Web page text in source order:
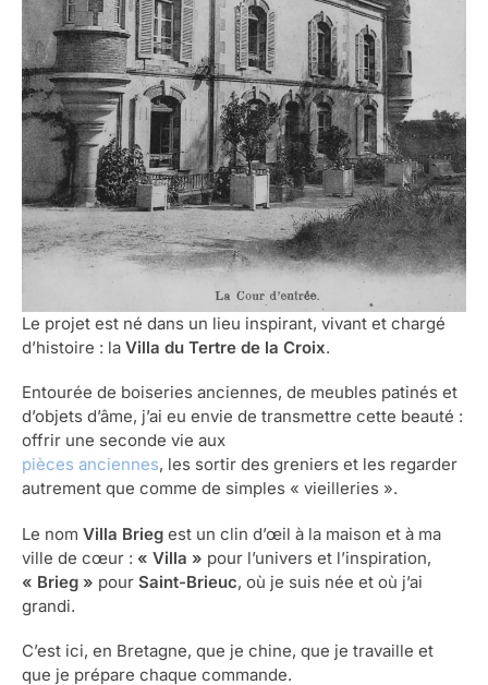
Le projet est né dans un lieu inspirant, vivant et chargé
d’histoire : la Villa du Tertre de la Croix.
Entourée de boiseries anciennes, de meubles patinés et
d’objets d’âme, j’ai eu envie de transmettre cette beauté :
offrir une seconde vie aux
pièces anciennes, les sortir des greniers et les regarder
autrement que comme de simples « vieilleries ».
Le nom Villa Brieg est un clin d’œil à la maison et à ma
ville de cœur : « Villa » pour l’univers et l’inspiration,
« Brieg » pour Saint-Brieuc, où je suis née et où j’ai
grandi.
C’est ici, en Bretagne, que je chine, que je travaille et
que je prépare chaque commande.